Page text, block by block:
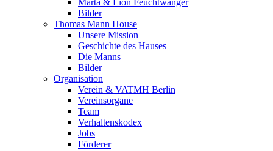
Marta & Lion Feuchtwanger
Bilder
Thomas Mann House
Unsere Mission
Geschichte des Hauses
Die Manns
Bilder
Organisation
Verein & VATMH Berlin
Vereinsorgane
Team
Verhaltenskodex
Jobs
Förderer